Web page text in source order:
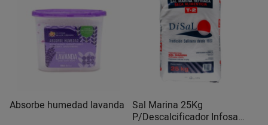
Absorbe humedad lavanda
Sal Marina 25Kg
P/Descalcificador Infosa